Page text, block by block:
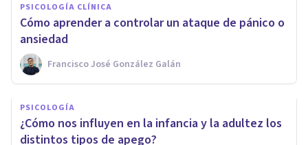
PSICOLOGÍA CLÍNICA
Cómo aprender a controlar un ataque de pánico o
ansiedad
Francisco José González Galán
PSICOLOGÍA
¿Cómo nos influyen en la infancia y la adultez los
distintos tipos de apego?